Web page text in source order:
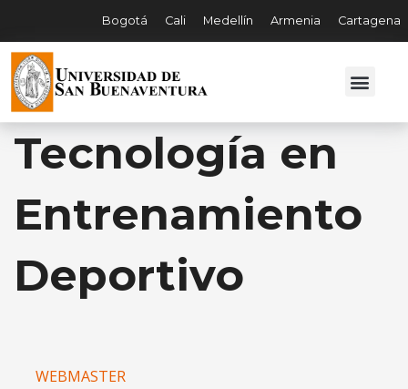
Bogotá Cali Medellín Armenia Cartagena
Tecnología en
Entrenamiento
Deportivo
WEBMASTER